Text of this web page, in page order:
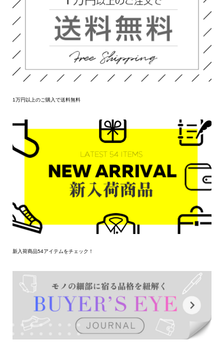
1万円以上のご購入で送料無料
新入荷商品54アイテムをチェック！